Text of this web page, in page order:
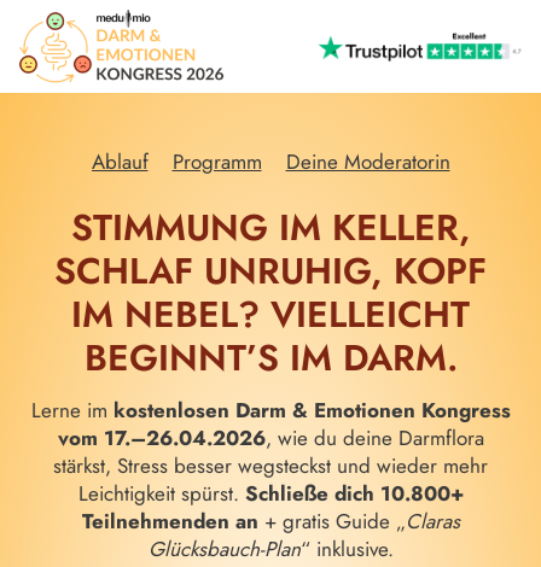
Ablauf Programm Deine Moderatorin
STIMMUNG IM KELLER,
SCHLAF UNRUHIG, KOPF
IM NEBEL? VIELLEICHT
BEGINNT’S IM DARM.
Lerne im kostenlosen Darm & Emotionen Kongress
vom 17.–26.04.2026, wie du deine Darmflora
stärkst, Stress besser wegsteckst und wieder mehr
Leichtigkeit spürst. Schließe dich 10.800+
Teilnehmenden an + gratis Guide „Claras
Glücksbauch-Plan“ inklusive.